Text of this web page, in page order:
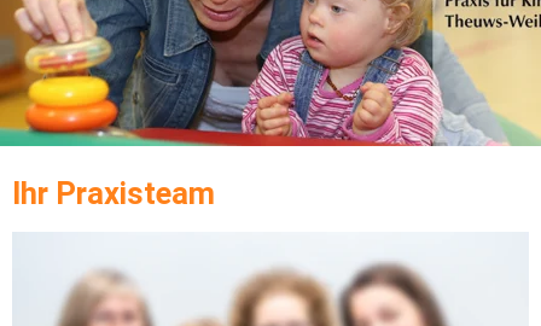
Ihr Praxisteam
Irene Theuws-Weil
Master Kinderphysiotherapeutin; Vojta-Kinder-Therapie, Bobath-